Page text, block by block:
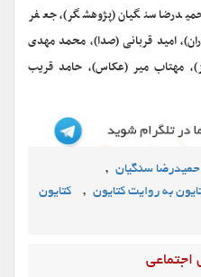
سنگیان (پژوهشگر)، جعفر
امید قربانی (صدا)، محمد مهدی
مهتاب میر (عکاس)، حامد قریب
حمیدرضا سنگیان ,
به روایت کتایون ,
کتایون